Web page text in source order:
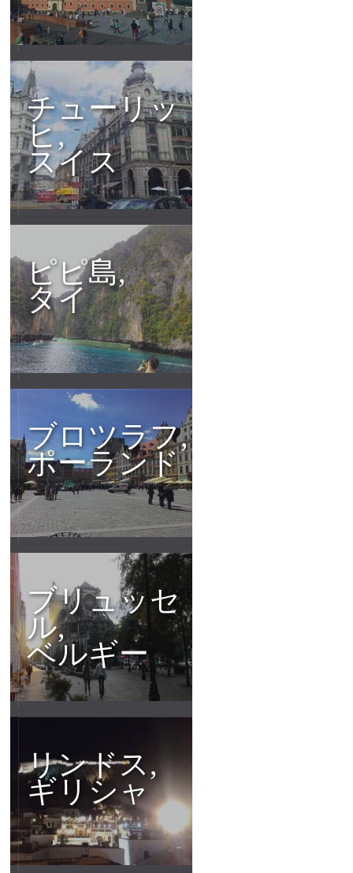
チューリッ
ヒ,
スイス
ピピ島,
タイ
ブロツラフ,
ポーランド
ブリュッセ
ル,
ベルギー
リンドス,
ギリシャ